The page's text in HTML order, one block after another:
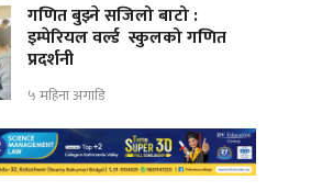
गणित बुझ्ने सजिलो बाटो :
इम्पेरियल वर्ल्ड स्कुलको गणित
प्रदर्शनी
५ महिना अगाडि